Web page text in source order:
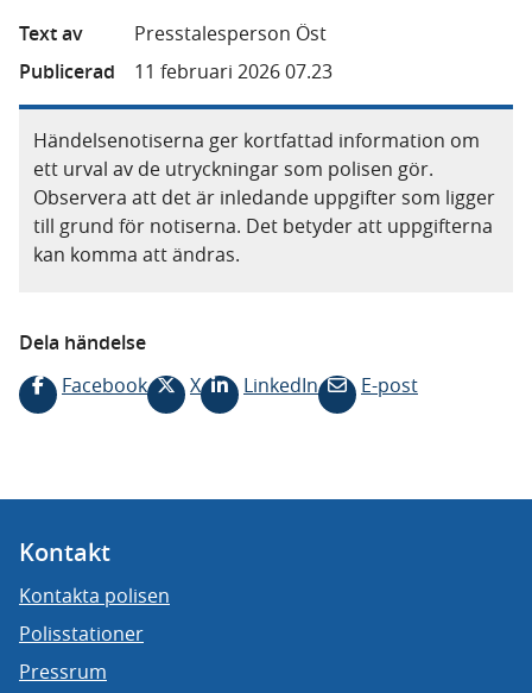
Text av
Presstalesperson Öst
Publicerad
11 februari 2026 07.23
Händelsenotiserna ger kortfattad information om
ett urval av de utryckningar som polisen gör.
Observera att det är inledande uppgifter som ligger
till grund för notiserna. Det betyder att uppgifterna
kan komma att ändras.
Dela händelse
Facebook
X LinkedIn E-post
Kontakt
Kontakta polisen
Polisstationer
Pressrum